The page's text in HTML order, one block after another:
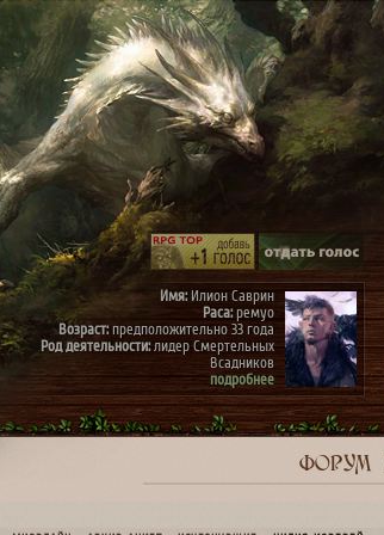
Имя:Илион Саврин
Раса:ремуо
Возраст:предположительно 33 года
Род деятельности:лидер Смертельных
Всадников
подробнее
Имя:Тэрис
Раса:ремуо
Возраст:предположительно 30 лет
подробнее
ФОРУМ